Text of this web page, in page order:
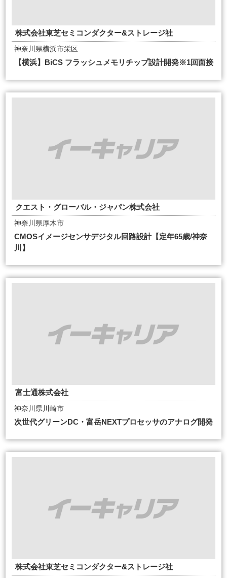
株式会社東芝セミコンダクター&ストレージ社
神奈川県横浜市栄区
【横浜】BiCS フラッシュメモリチップ設計開発※1回面接
クエスト・グローバル・ジャパン株式会社
神奈川県厚木市
CMOSイメージセンサデジタル回路設計【定年65歳/神奈
川】
富士通株式会社
神奈川県川崎市
次世代グリーンDC・富岳NEXTプロセッサのアナログ開発
株式会社東芝セミコンダクター&ストレージ社